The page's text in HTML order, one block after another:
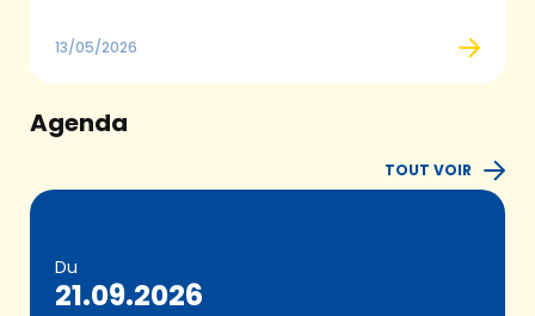
13/05/2026
Agenda
TOUT VOIR
Du
21.09.2026